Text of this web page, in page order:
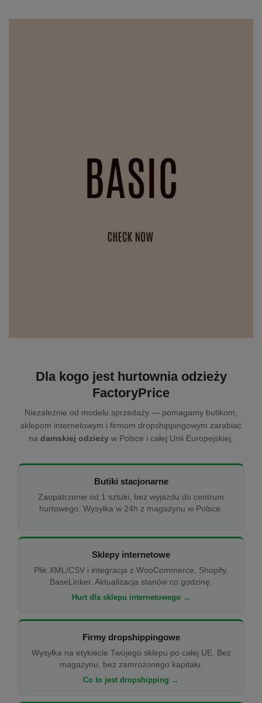
Dla kogo jest hurtownia odzieży
FactoryPrice
Niezależnie od modelu sprzedaży — pomagamy butikom,
sklepom internetowym i firmom dropshippingowym zarabiać
na damskiej odzieży w Polsce i całej Unii Europejskiej.
Butiki stacjonarne
Zaopatrzenie od 1 sztuki, bez wyjazdu do centrum
hurtowego. Wysyłka w 24h z magazynu w Polsce.
Sklepy internetowe
Plik XML/CSV i integracja z WooCommerce, Shopify,
BaseLinker. Aktualizacja stanów co godzinę.
Hurt dla sklepu internetowego →
Firmy dropshippingowe
Wysyłka na etykiecie Twojego sklepu po całej UE. Bez
magazynu, bez zamrożonego kapitału.
Co to jest dropshipping →